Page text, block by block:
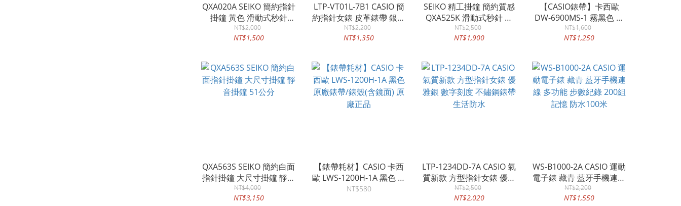
QXA020A SEIKO 簡約指針
掛鐘 黃色 滑動式秒針
QXA020 (直徑36cm)
NT$2,000
NT$1,500
LTP-VT01L-7B1 CASIO 簡
約指針女錶 皮革錶帶 銀白
錶面 黑色錶帶 日常生活防
水
NT$2,200
NT$1,350
SEIKO 精工掛鐘 簡約質感
QXA525K 滑動式秒針 溫
度/濕度顯示 直徑30公分
NT$2,500
NT$1,900
【CASIO錶帶】卡西歐
DW-6900MS-1 霧黑色 原
廠錶帶 全新正品 (適用G-
6900/DW-6900)
NT$1,600
NT$1,250
QXA563S SEIKO 簡約白面
指針掛鐘 大尺寸掛鐘 靜音
掛鐘 51公分
NT$4,000
NT$3,150
【錶帶耗材】CASIO 卡西
歐 LWS-1200H-1A 黑色 原
廠錶帶/錶殼(含鏡面) 原廠
NT$580
LTP-1234DD-7A CASIO 氣
質新款 方型指針女錶 優雅
銀 數字刻度 不鏽鋼錶帶
生活防水
NT$2,500
NT$2,020
WS-B1000-2A CASIO 運動
電子錶 藏青 藍牙手機連線
多功能 步數紀錄 200組記
憶 防水100米
NT$2,200
NT$1,550